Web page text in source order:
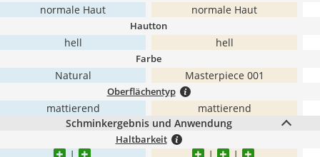
normale Haut normale Haut
Hautton
hell hell
Farbe
Natural Masterpiece 001
Oberflächentyp
mattierend
mattierend
Schminkergebnis und Anwendung
Haltbarkeit